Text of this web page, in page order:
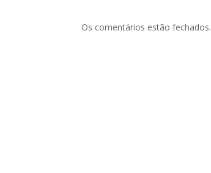
Os comentários estão fechados.